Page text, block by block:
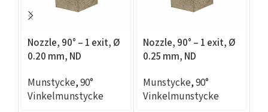
Nozzle, 90° – 1 exit, Ø
0.20 mm, ND
Munstycke,90°
Vinkelmunstycke
Nozzle, 90° – 1 exit, Ø
0.25 mm, ND
Munstycke,90°
Vinkelmunstycke